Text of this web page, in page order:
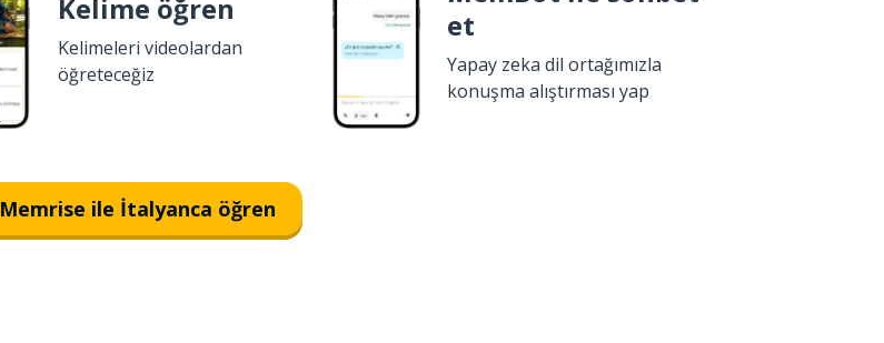
Kelime öğren
Kelimeleri videolardan
öğreteceğiz
et
Yapay zeka dil ortağımızla
konuşma alıştırması yap
Memrise ile İtalyanca öğren